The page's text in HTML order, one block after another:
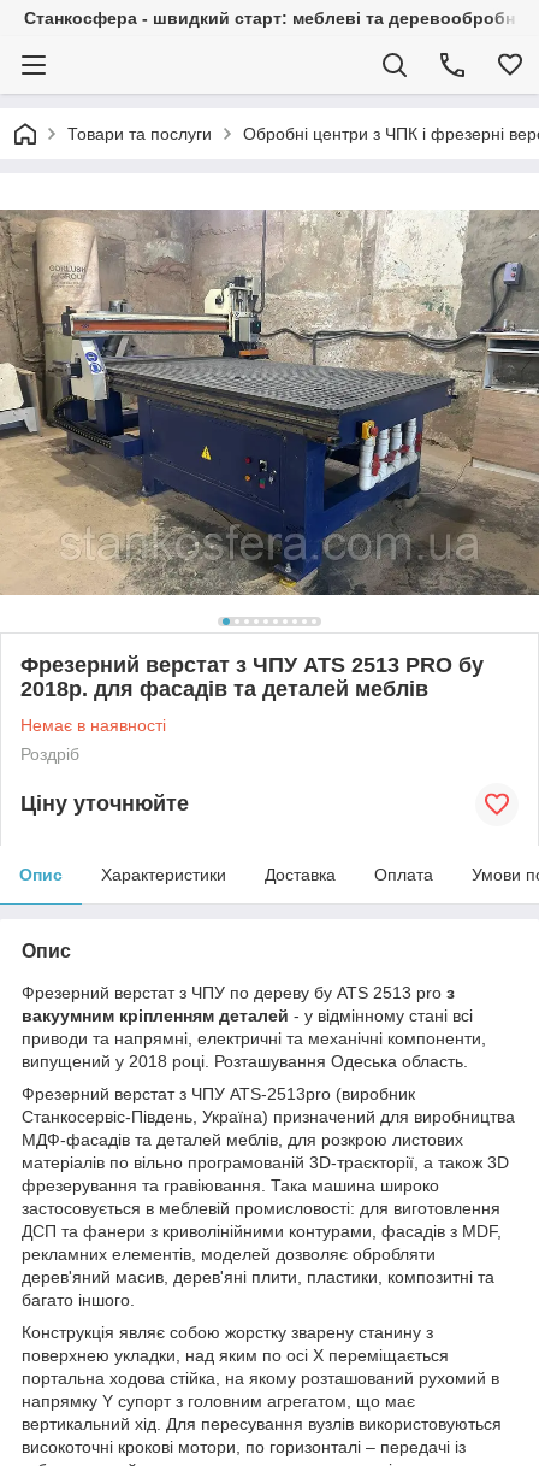
Станкосфера - швидкий старт: меблеві та деревообробні
Товари та послуги Обробні центри з ЧПК і фрезерні
Фрезерний верстат з ЧПУ ATS 2513 PRO бу
2018р. для фасадів та деталей меблів
Немає в наявності
Роздріб
Ціну уточнюйте
Опис Характеристики Доставка Оплата Умови
Опис
Фрезерний верстат з ЧПУ по дереву бу ATS 2513 pro з
вакуумним кріпленням деталей - у відмінному стані всі
приводи та напрямні, електричні та механічні компоненти,
випущений у 2018 році. Розташування Одеська область.
Фрезерний верстат з ЧПУ ATS-2513pro (виробник
Станкосервіс-Південь, Україна) призначений для виробництва
МДФ-фасадів та деталей меблів, для розкрою листових
матеріалів по вільно програмованій 3D-траєкторії, а також 3D
фрезерування та гравіювання. Така машина широко
застосовується в меблевій промисловості: для виготовлення
ДСП та фанери з криволінійними контурами, фасадів з MDF,
рекламних елементів, моделей дозволяє обробляти
дерев'яний масив, дерев'яні плити, пластики, композитні та
багато іншого.
Конструкція являє собою жорстку зварену станину з
поверхнею укладки, над яким по осі X переміщається
портальна ходова стійка, на якому розташований рухомий в
напрямку Y супорт з головним агрегатом, що має
вертикальний хід. Для пересування вузлів використовуються
високоточні крокові мотори, по горизонталі – передачі із